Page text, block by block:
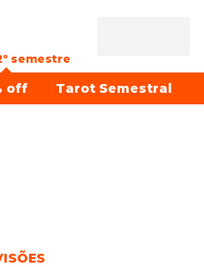
semestre
off Tarot Semestral